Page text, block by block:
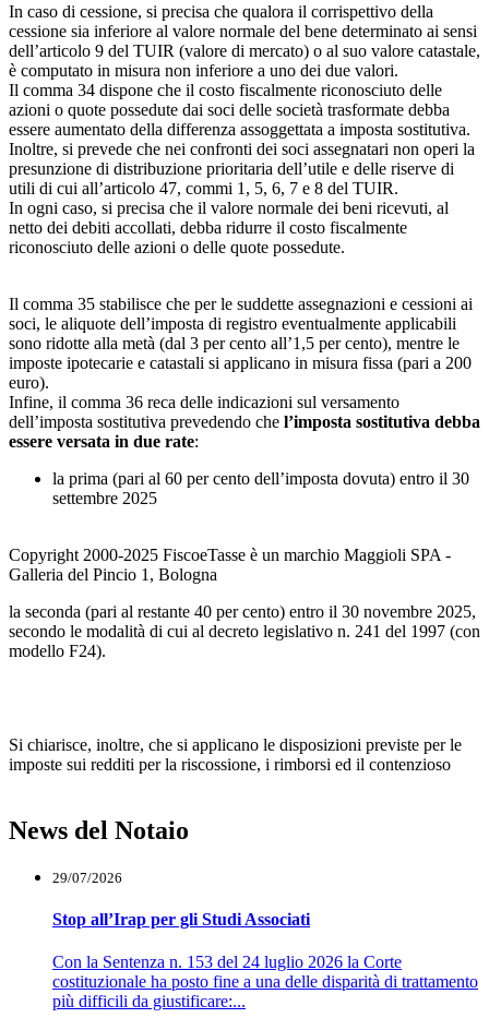
In caso di cessione, si precisa che qualora il corrispettivo della
cessione sia inferiore al valore normale del bene determinato ai sensi
dell’articolo 9 del TUIR (valore di mercato) o al suo valore catastale,
è computato in misura non inferiore a uno dei due valori.
Il comma 34 dispone che il costo fiscalmente riconosciuto delle
azioni o quote possedute dai soci delle società trasformate debba
essere aumentato della differenza assoggettata a imposta sostitutiva.
Inoltre, si prevede che nei confronti dei soci assegnatari non operi la
presunzione di distribuzione prioritaria dell’utile e delle riserve di
utili di cui all’articolo 47, commi 1, 5, 6, 7 e 8 del TUIR.
In ogni caso, si precisa che il valore normale dei beni ricevuti, al
netto dei debiti accollati, debba ridurre il costo fiscalmente
riconosciuto delle azioni o delle quote possedute.
Il comma 35 stabilisce che per le suddette assegnazioni e cessioni ai
soci, le aliquote dell’imposta di registro eventualmente applicabili
sono ridotte alla metà (dal 3 per cento all’1,5 per cento), mentre le
imposte ipotecarie e catastali si applicano in misura fissa (pari a 200
euro).
Infine, il comma 36 reca delle indicazioni sul versamento
dell’imposta sostitutiva prevedendo che l’imposta sostitutiva debba
essere versata in due rate:
la prima (pari al 60 per cento dell’imposta dovuta) entro il 30
settembre 2025
Copyright 2000-2025 FiscoeTasse è un marchio Maggioli SPA -
Galleria del Pincio 1, Bologna
la seconda (pari al restante 40 per cento) entro il 30 novembre 2025,
secondo le modalità di cui al decreto legislativo n. 241 del 1997 (con
modello F24).
Si chiarisce, inoltre, che si applicano le disposizioni previste per le
imposte sui redditi per la riscossione, i rimborsi ed il contenzioso
News del Notaio
29/07/2026
Stop all’Irap per gli Studi Associati
Con la Sentenza n. 153 del 24 luglio 2026 la Corte
costituzionale ha posto fine a una delle disparità di trattamento
più difficili da giustificare:...